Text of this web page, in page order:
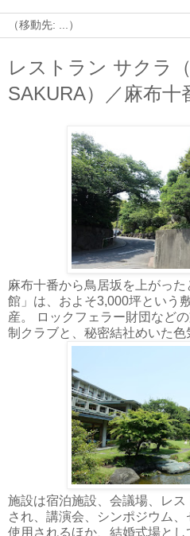
レストラン サクラ
SAKURA）／麻布十
麻布十番から鳥居坂を上がっ
館」は、およそ3,000坪という
産。 ロックフェラー財団など
制クラブと、秘密結社めいた色
施設は宿泊施設、会議場、レ
され、講演会、シンポジウム
使用されるほか、結婚式場と